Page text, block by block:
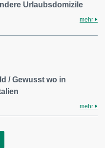
Urlaubsdomizile
mehr
/ Gewusst wo in
mehr